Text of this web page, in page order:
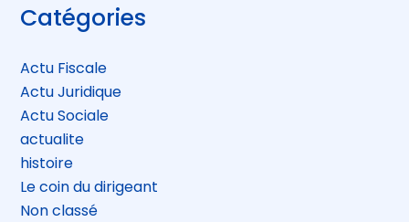
Blog
sidebar
Catégories
Actu Fiscale
Actu Juridique
Actu Sociale
actualite
histoire
Le coin du dirigeant
Non classé